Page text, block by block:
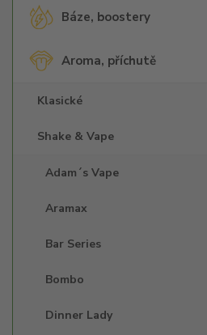
Báze, boostery
Aroma, příchutě
Klasické
Shake & Vape
Adam´s Vape
Aramax
Bar Series
Bombo
Dinner Lady